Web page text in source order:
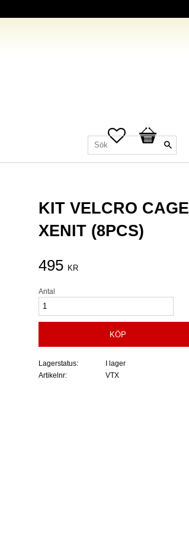
Favoriter
Kundvagn
KIT VELCRO CAGE
XENIT (8PCS)
495 KR
Antal
KÖP
Lagerstatus
I lager
Artikelnr
VTX